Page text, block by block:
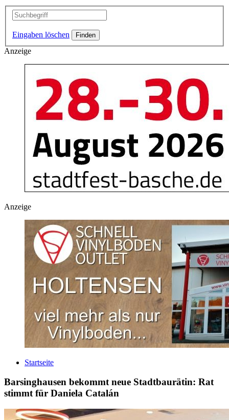
Eingaben löschen
Anzeige
Anzeige
Startseite
Barsinghausen bekommt neue Stadtbaurätin: Rat
stimmt für Daniela Catalán